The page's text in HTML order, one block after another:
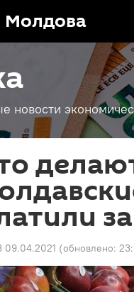
Молдова
новости
09.04.2021 (обновлено: